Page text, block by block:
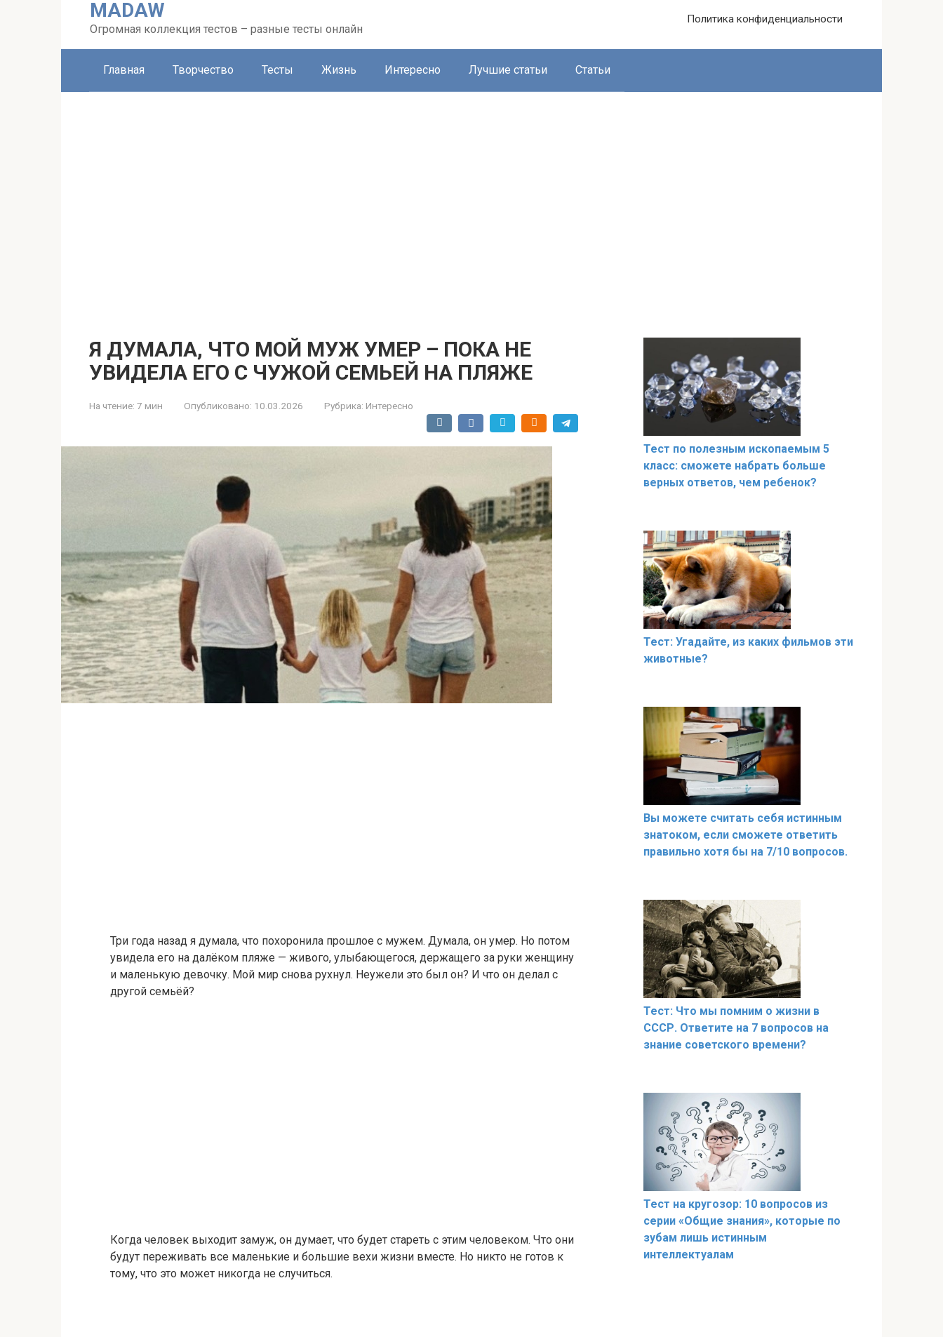
MADAW
Огромная коллекция тестов – разные тесты онлайн
Политика конфиденциальности
Главная Творчество Тесты Жизнь Интересно Лучшие статьи Статьи
Я ДУМАЛА, ЧТО МОЙ МУЖ УМЕР – ПОКА НЕ
УВИДЕЛА ЕГО С ЧУЖОЙ СЕМЬЕЙ НА ПЛЯЖЕ
На чтение: 7 мин Опубликовано: 10.03.2026 Рубрика: Интересно
Три года назад я думала, что похоронила прошлое с мужем. Думала, он умер. Но потом
увидела его на далёком пляже — живого, улыбающегося, держащего за руки женщину
и маленькую девочку. Мой мир снова рухнул. Неужели это был он? И что он делал с
другой семьёй?
Когда человек выходит замуж, он думает, что будет стареть с этим человеком. Что они
будут переживать все маленькие и большие вехи жизни вместе. Но никто не готов к
тому, что это может никогда не случиться.
Тест по полезным ископаемым 5
класс: сможете набрать больше
верных ответов, чем ребенок?
Тест: Угадайте, из каких фильмов эти
животные?
Вы можете считать себя истинным
знатоком, если сможете ответить
правильно хотя бы на 7/10 вопросов.
Тест: Что мы помним о жизни в
СССР. Ответите на 7 вопросов на
знание советского времени?
Тест на кругозор: 10 вопросов из
серии «Общие знания», которые по
зубам лишь истинным
интеллектуалам